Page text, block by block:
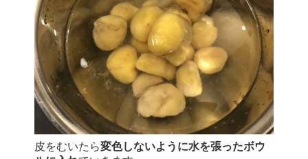
皮をむいたら変色しないように水を張ったボウ